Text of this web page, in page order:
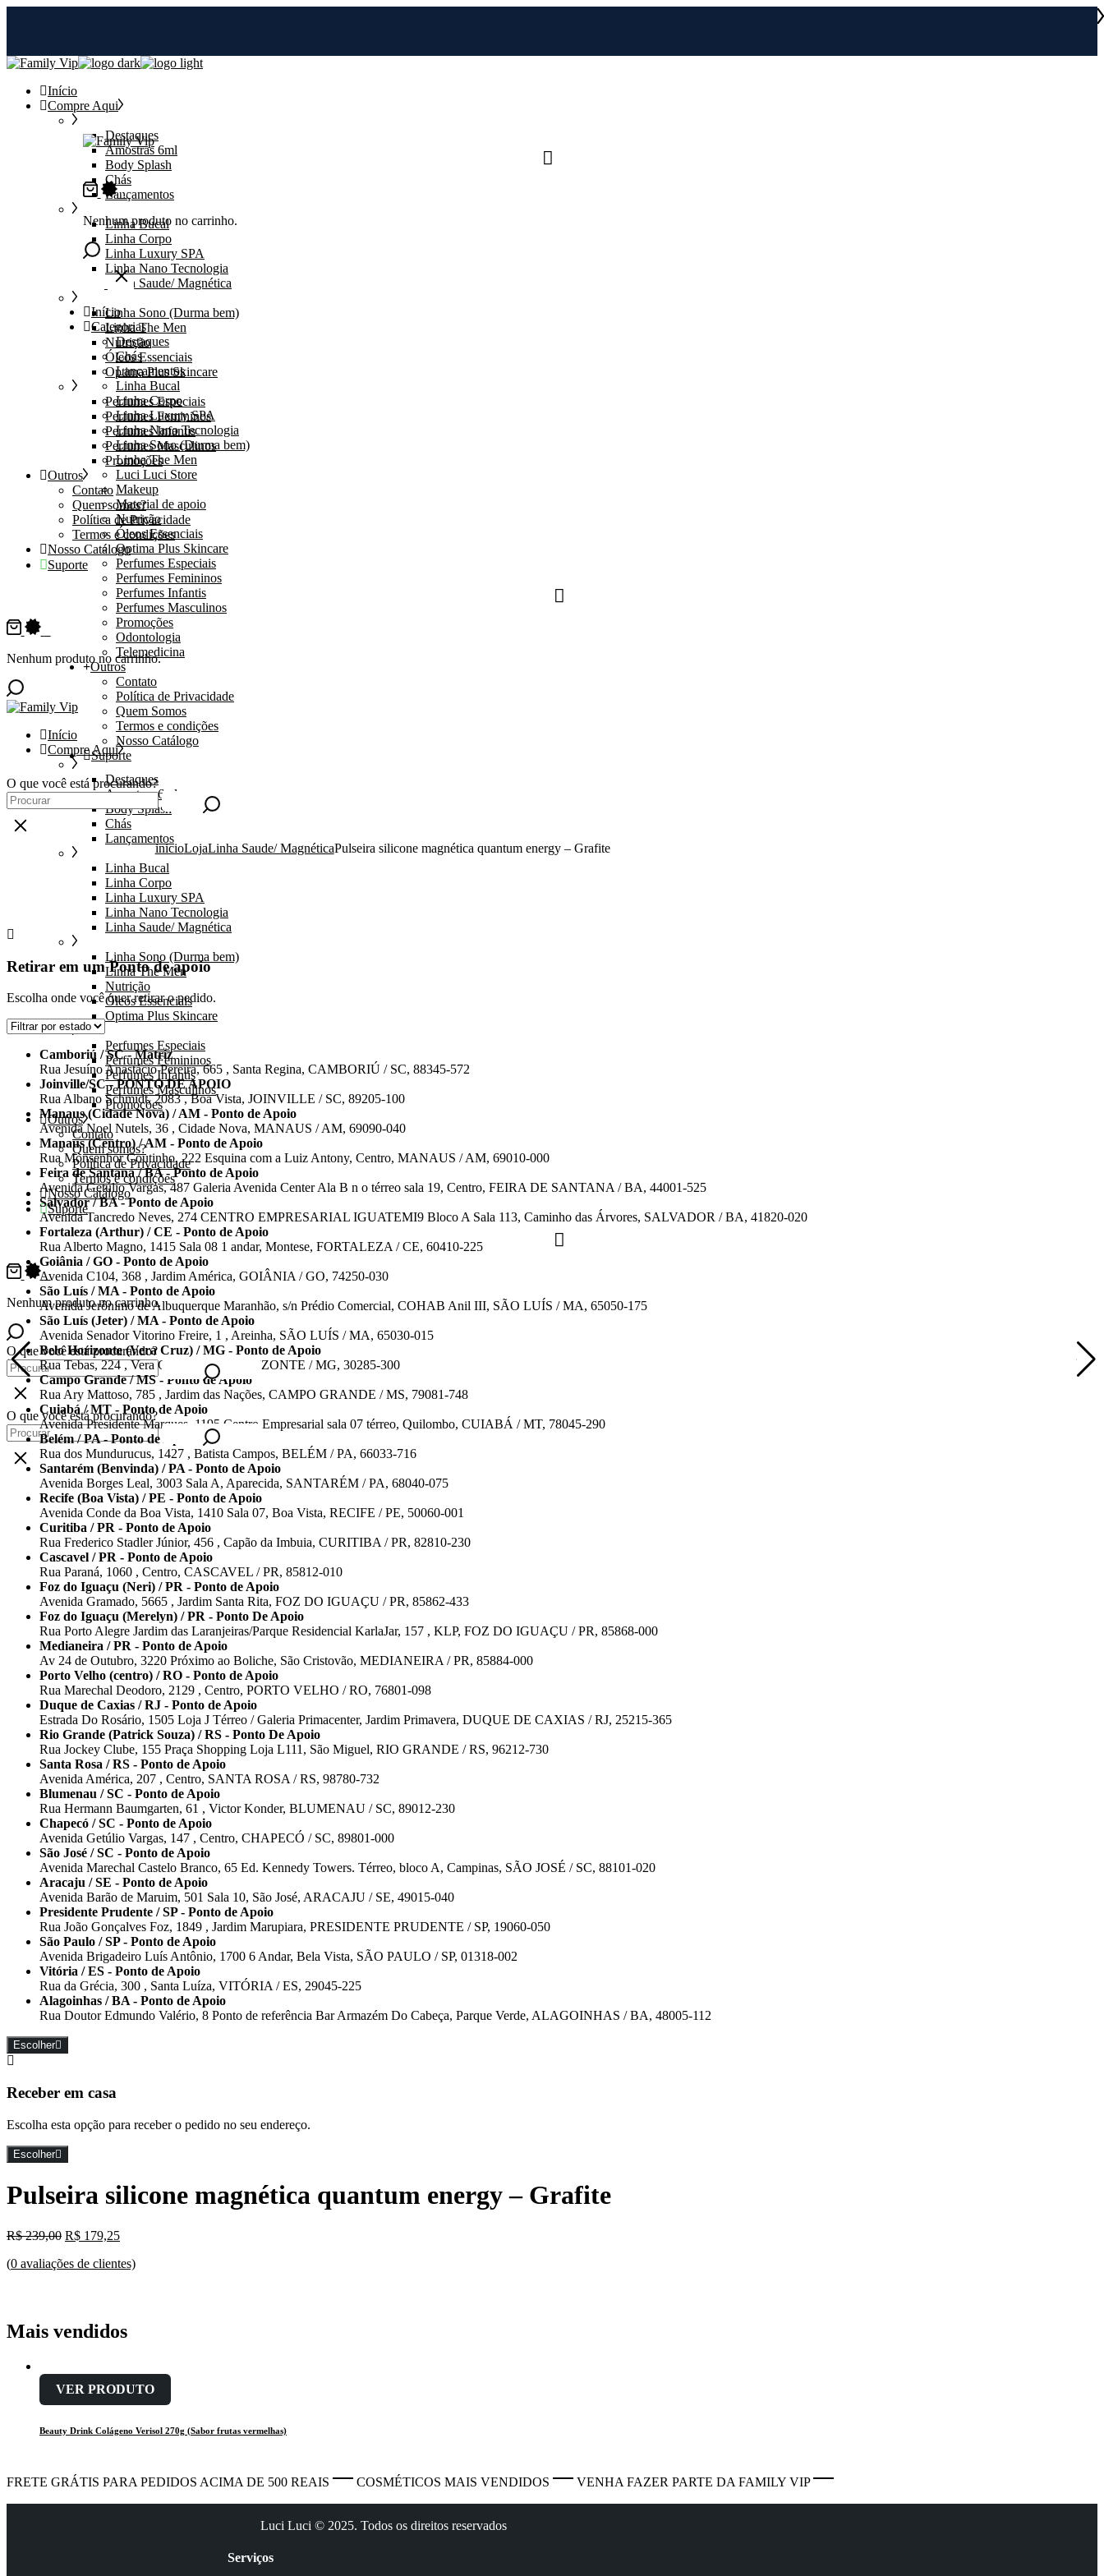
content
Início
Compre Aqui
Destaques
Amostras 6ml
Body Splash
Chás
Lançamentos
Linha Bucal
Linha Corpo
Linha Luxury SPA
Linha Nano Tecnologia
Linha Saude/ Magnética
Linha Sono (Durma bem)
Linha The Men
Nutrição
Óleos Essenciais
Optima Plus Skincare
Perfumes Especiais
Perfumes Femininos
Perfumes Infantis
Perfumes Masculinos
Promoções
Outros
Contato
Quem somos?
Política de Privacidade
Termos e condições
Nosso Catálogo
Suporte
Nenhum produto no carrinho.
Início
Compre Aqui
Destaques
Amostras 6ml
Body Splash
Chás
Lançamentos
Linha Bucal
Linha Corpo
Linha Luxury SPA
Linha Nano Tecnologia
Linha Saude/ Magnética
Linha Sono (Durma bem)
Linha The Men
Nutrição
Óleos Essenciais
Optima Plus Skincare
Perfumes Especiais
Perfumes Femininos
Perfumes Infantis
Perfumes Masculinos
Promoções
Outros
Contato
Quem somos?
Política de Privacidade
Termos e condições
Nosso Catálogo
Suporte
0
Nenhum produto no carrinho.
O que você está procurando?
O que você está procurando?
0
Nenhum produto no carrinho.
Início
Categorias
Destaques
Chás
Lançamentos
Linha Bucal
Linha Corpo
Linha Luxury SPA
Linha Nano Tecnologia
Linha Sono (Durma bem)
Linha The Men
Luci Luci Store
Makeup
Material de apoio
Nutrição
Óleos Essenciais
Optima Plus Skincare
Perfumes Especiais
Perfumes Femininos
Perfumes Infantis
Perfumes Masculinos
Promoções
Odontologia
Telemedicina
Outros
Contato
Política de Privacidade
Quem Somos
Termos e condições
Nosso Catálogo
Suporte
O que você está procurando?
inicioLojaLinha Saude/ MagnéticaPulseira silicone magnética quantum energy – Grafite
Retirar em um Ponto de apoio
Escolha onde você quer retirar o pedido.
Camboriú / SC - Matriz
Rua Jesuíno Anastácio Pereira, 665 , Santa Regina, CAMBORIÚ / SC, 88345-572
Joinville/SC - PONTO DE APOIO
Rua Albano Schmidt, 2083 , Boa Vista, JOINVILLE / SC, 89205-100
Manaus (Cidade Nova) / AM - Ponto de Apoio
Avenida Noel Nutels, 36 , Cidade Nova, MANAUS / AM, 69090-040
Manaus (Centro) / AM - Ponto de Apoio
Rua Monsenhor Coutinho, 222 Esquina com a Luiz Antony, Centro, MANAUS / AM, 69010-000
Feira de Santana / BA - Ponto de Apoio
Avenida Getúlio Vargas, 487 Galeria Avenida Center Ala B n o térreo sala 19, Centro, FEIRA DE SANTANA / BA, 44001-525
Salvador / BA - Ponto de Apoio
Avenida Tancredo Neves, 274 CENTRO EMPRESARIAL IGUATEMI9 Bloco A Sala 113, Caminho das Árvores, SALVADOR / BA, 41820-020
Fortaleza (Arthur) / CE - Ponto de Apoio
Rua Alberto Magno, 1415 Sala 08 1 andar, Montese, FORTALEZA / CE, 60410-225
Goiânia / GO - Ponto de Apoio
Avenida C104, 368 , Jardim América, GOIÂNIA / GO, 74250-030
São Luís / MA - Ponto de Apoio
Avenida Jerônimo de Albuquerque Maranhão, s/n Prédio Comercial, COHAB Anil III, SÃO LUÍS / MA, 65050-175
São Luís (Jeter) / MA - Ponto de Apoio
Avenida Senador Vitorino Freire, 1 , Areinha, SÃO LUÍS / MA, 65030-015
Belo Horizonte (Vera Cruz) / MG - Ponto de Apoio
Rua Tebas, 224 , Vera Cruz, BELO HORIZONTE / MG, 30285-300
Campo Grande / MS - Ponto de Apoio
Rua Ary Mattoso, 785 , Jardim das Nações, CAMPO GRANDE / MS, 79081-748
Cuiabá / MT - Ponto de Apoio
Avenida Presidente Marques, 1195 Centro Empresarial sala 07 térreo, Quilombo, CUIABÁ / MT, 78045-290
Belém / PA - Ponto de Apoio
Rua dos Mundurucus, 1427 , Batista Campos, BELÉM / PA, 66033-716
Santarém (Benvinda) / PA - Ponto de Apoio
Avenida Borges Leal, 3003 Sala A, Aparecida, SANTARÉM / PA, 68040-075
Recife (Boa Vista) / PE - Ponto de Apoio
Avenida Conde da Boa Vista, 1410 Sala 07, Boa Vista, RECIFE / PE, 50060-001
Curitiba / PR - Ponto de Apoio
Rua Frederico Stadler Júnior, 456 , Capão da Imbuia, CURITIBA / PR, 82810-230
Cascavel / PR - Ponto de Apoio
Rua Paraná, 1060 , Centro, CASCAVEL / PR, 85812-010
Foz do Iguaçu (Neri) / PR - Ponto de Apoio
Avenida Gramado, 5665 , Jardim Santa Rita, FOZ DO IGUAÇU / PR, 85862-433
Foz do Iguaçu (Merelyn) / PR - Ponto De Apoio
Rua Porto Alegre Jardim das Laranjeiras/Parque Residencial KarlaJar, 157 , KLP, FOZ DO IGUAÇU / PR, 85868-000
Medianeira / PR - Ponto de Apoio
Av 24 de Outubro, 3220 Próximo ao Boliche, São Cristovão, MEDIANEIRA / PR, 85884-000
Porto Velho (centro) / RO - Ponto de Apoio
Rua Marechal Deodoro, 2129 , Centro, PORTO VELHO / RO, 76801-098
Duque de Caxias / RJ - Ponto de Apoio
Estrada Do Rosário, 1505 Loja J Térreo / Galeria Primacenter, Jardim Primavera, DUQUE DE CAXIAS / RJ, 25215-365
Rio Grande (Patrick Souza) / RS - Ponto De Apoio
Rua Jockey Clube, 155 Praça Shopping Loja L111, São Miguel, RIO GRANDE / RS, 96212-730
Santa Rosa / RS - Ponto de Apoio
Avenida América, 207 , Centro, SANTA ROSA / RS, 98780-732
Blumenau / SC - Ponto de Apoio
Rua Hermann Baumgarten, 61 , Victor Konder, BLUMENAU / SC, 89012-230
Chapecó / SC - Ponto de Apoio
Avenida Getúlio Vargas, 147 , Centro, CHAPECÓ / SC, 89801-000
São José / SC - Ponto de Apoio
Avenida Marechal Castelo Branco, 65 Ed. Kennedy Towers. Térreo, bloco A, Campinas, SÃO JOSÉ / SC, 88101-020
Aracaju / SE - Ponto de Apoio
Avenida Barão de Maruim, 501 Sala 10, São José, ARACAJU / SE, 49015-040
Presidente Prudente / SP - Ponto de Apoio
Rua João Gonçalves Foz, 1849 , Jardim Marupiara, PRESIDENTE PRUDENTE / SP, 19060-050
São Paulo / SP - Ponto de Apoio
Avenida Brigadeiro Luís Antônio, 1700 6 Andar, Bela Vista, SÃO PAULO / SP, 01318-002
Vitória / ES - Ponto de Apoio
Rua da Grécia, 300 , Santa Luíza, VITÓRIA / ES, 29045-225
Alagoinhas / BA - Ponto de Apoio
Rua Doutor Edmundo Valério, 8 Ponto de referência Bar Armazém Do Cabeça, Parque Verde, ALAGOINHAS / BA, 48005-112
Escolher
Receber em casa
Escolha esta opção para receber o pedido no seu endereço.
Escolher
Pulseira silicone magnética quantum energy – Grafite
R$239,00 O
original
R$ 179,25O
atual
(0 avaliações de clientes)
Mais vendidos
VER PRODUTO
Beauty Drink Colágeno Verisol 270g (Sabor frutas vermelhas)
FRETE GRÁTIS PARA PEDIDOS ACIMA DE 500 REAIS COSMÉTICOS MAIS VENDIDOS VENHA FAZER PARTE DA FAMILY VIP
Luci Luci © 2025. Todos os direitos reservados
Serviços